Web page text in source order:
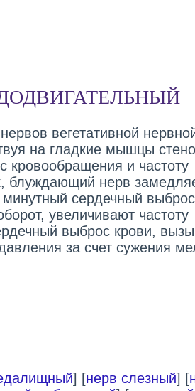
вегетативной
на гладкие мышцы
кровообращения и частоту
блуждающий нерв
сердечный
увеличивают частоту
выброс крови,
за счет сужения
] [нерв слезный] [